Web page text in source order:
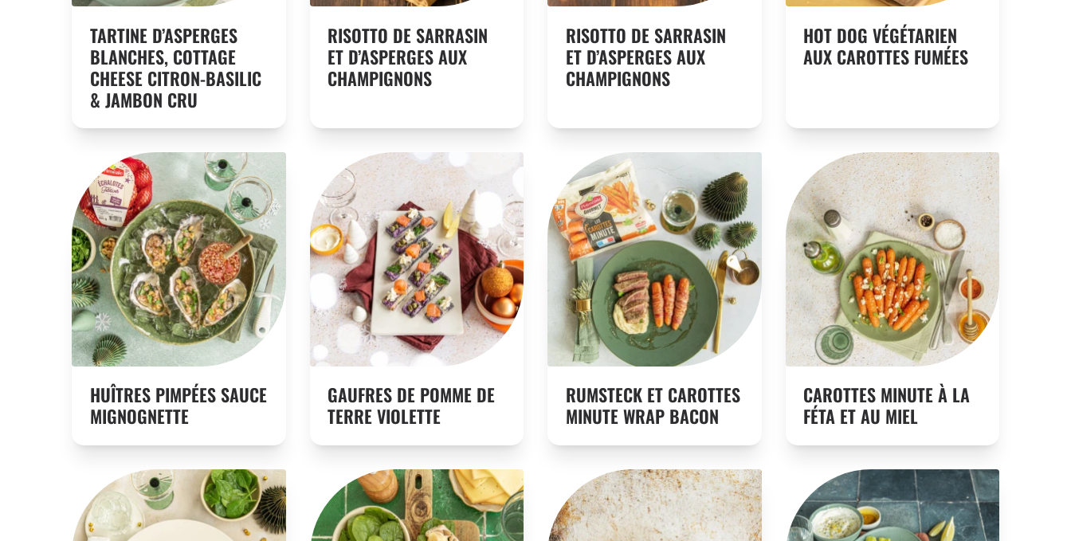
TARTINE D’ASPERGES
BLANCHES, COTTAGE
CHEESE CITRON-BASILIC
& JAMBON CRU
RISOTTO DE SARRASIN
ET D’ASPERGES AUX
CHAMPIGNONS
RISOTTO DE SARRASIN
ET D’ASPERGES AUX
CHAMPIGNONS
HOT DOG VÉGÉTARIEN
AUX CAROTTES FUMÉES
HUÎTRES PIMPÉES SAUCE
MIGNOGNETTE
GAUFRES DE POMME DE
TERRE VIOLETTE
RUMSTECK ET CAROTTES
MINUTE WRAP BACON
CAROTTES MINUTE À LA
FÉTA ET AU MIEL